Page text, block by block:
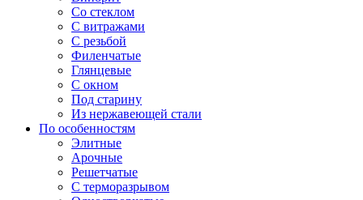
Со стеклом
С витражами
С резьбой
Филенчатые
Глянцевые
С окном
Под старину
Из нержавеющей стали
По особенностям
Элитные
Арочные
Решетчатые
С терморазрывом